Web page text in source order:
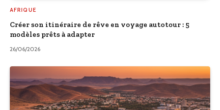
AFRIQUE
Créer son itinéraire de rêve en voyage autotour : 5
modèles prêts à adapter
26/06/2026